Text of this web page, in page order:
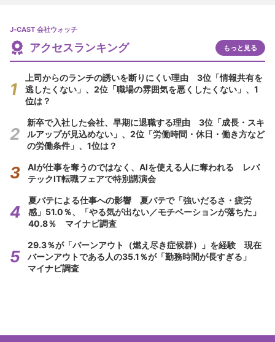
J-CAST 会社ウォッチ
アクセスランキング もっと見る
上司からのランチの誘いを断りにくい理由 3位「情報共有を
逃したくない」、2位「職場の雰囲気を悪くしたくない」、1
位は？
新卒で入社した会社、早期に退職する理由 3位「成長・スキ
ルアップが見込めない」、2位「労働時間・休日・働き方など
の労働条件」、1位は？
AIが仕事を奪うのではなく、AIを使える人に奪われる レバ
テックIT転職フェアで特別講演会
夏バテによる仕事への影響 夏バテで「強いだるさ・疲労
感」51.0％、「やる気が出ない／モチベーションが落ちた」
40.8％ マイナビ調査
29.3％が「バーンアウト（燃え尽き症候群）」を経験 現在
バーンアウトである人の35.1％が「勤務時間が長すぎる」
マイナビ調査